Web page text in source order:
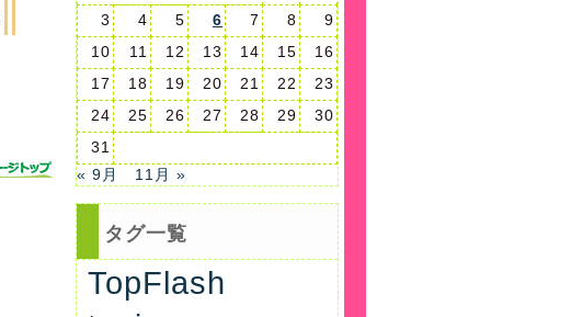
3
4 5 6 7 8
9
10
11 12 13 14 15
16
17
18 19 20 21 22
23
24
25 26 27 28 29
30
31
« 9月
11月 »
タグ一覧
TopFlash